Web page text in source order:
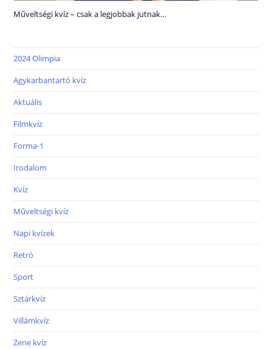
Műveltségi kvíz – csak a legjobbak jutnak…
2024 Olimpia
Agykarbantartó kvíz
Aktuális
Filmkvíz
Forma-1
Irodalom
Kvíz
Műveltségi kvíz
Napi kvízek
Retró
Sport
Sztárkvíz
Villámkvíz
Zene kvíz